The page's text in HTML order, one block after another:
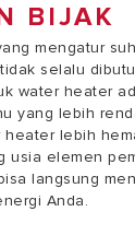
BIJAK
mengatur
selalu
water heater
yang lebih
heater lebih
usia elemen
langsung
Anda.